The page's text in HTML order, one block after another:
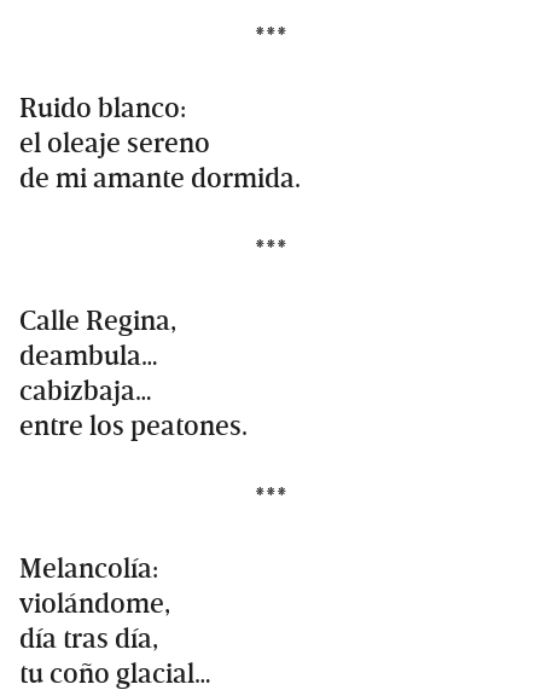
***
Ruido blanco:
el oleaje sereno
de mi amante dormida.
***
Calle Regina,
deambula…
cabizbaja…
entre los peatones.
***
Melancolía:
violándome,
día tras día,
tu coño glacial…